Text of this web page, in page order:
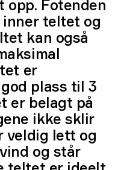
opp. Fotenden
teltet og
kan også
er
plass til 3
er belagt på
ikke sklir
veldig lett og
og står